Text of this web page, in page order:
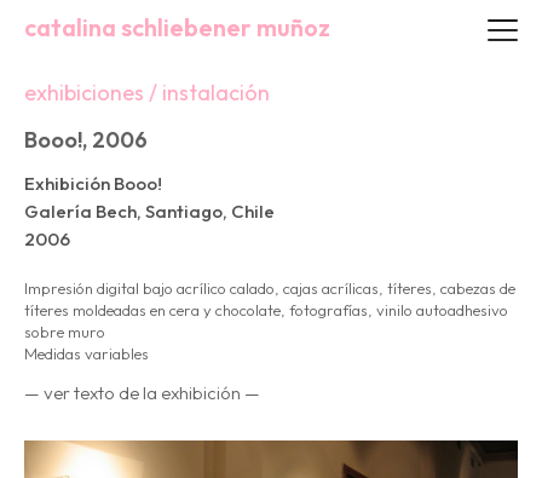
catalina schliebener muñoz
exhibiciones / instalación
Booo!, 2006
Exhibición Booo!
Galería Bech, Santiago, Chile
2006
Impresión digital bajo acrílico calado, cajas acrílicas, títeres, cabezas de
títeres moldeadas en cera y chocolate, fotografías, vinilo autoadhesivo
sobre muro
Medidas variables
— ver texto de la exhibición —